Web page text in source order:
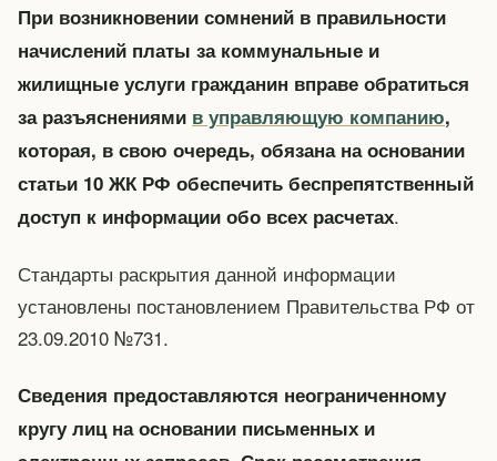
При возникновении сомнений в правильности
начислений платы за коммунальные и
жилищные услуги гражданин вправе обратиться
за разъяснениями в управляющую компанию,
которая, в свою очередь, обязана на основании
статьи 10 ЖК РФ обеспечить беспрепятственный
доступ к информации обо всех расчетах.
Стандарты раскрытия данной информации
установлены постановлением Правительства РФ от
23.09.2010 №731.
Сведения предоставляются неограниченному
кругу лиц на основании письменных и